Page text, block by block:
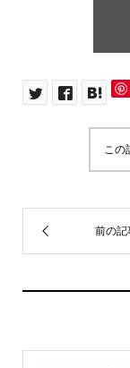
この